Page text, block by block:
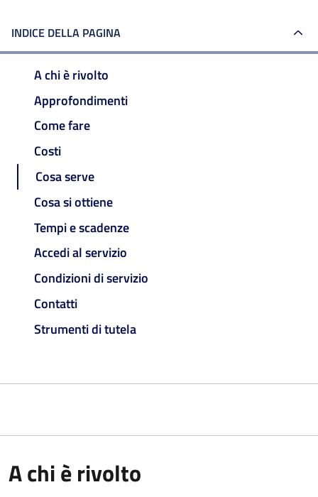
INDICE DELLA PAGINA
A chi è rivolto
Approfondimenti
Come fare
Costi
Cosa serve
Cosa si ottiene
Tempi e scadenze
Accedi al servizio
Condizioni di servizio
Contatti
Strumenti di tutela
A chi è rivolto